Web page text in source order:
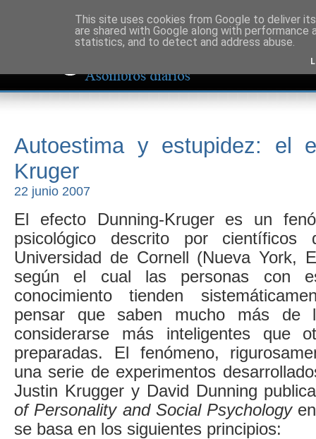
Autoestima y estupidez: el
Kruger
22 junio 2007
El efecto Dunning-Kruger es un
psicológico descrito por científicos
Universidad de Cornell (Nueva York,
según el cual las personas con
conocimiento tienden
pensar que saben mucho más
considerarse más inteligentes que
preparadas. El fenómeno,
una serie de experimentos
Justin Krugger y David Dunning
of Personality and Social Psychology
se basa en los siguientes principios:
This site uses cookies from Google to deliver
are shared with Google along with
statistics, and to detect and address abuse.